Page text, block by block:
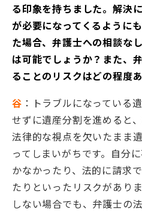
る印象を持ちました。解決
が必要になってくるように
た場合、弁護士への相談な
は可能でしょうか？また、
ることのリスクはどの程度
谷 ：トラブルになっている
せずに遺産分割を進めると
法律的な視点を欠いたまま
ってしまいがちです。自分
かなかったり、法的に請求
たりといったリスクがあり
しない場合でも、弁護士の